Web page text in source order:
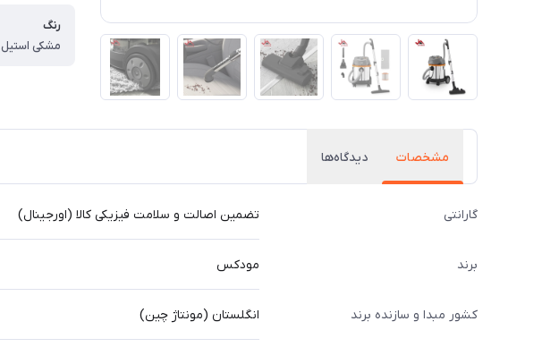
رنگ
مشکی استیل
مشخصات دیدگاه‌ها
گارانتی تضمین اصالت و سلامت فیزیکی کالا (اورجینال)
برند مودکس
کشور مبدا و سازنده برند انگلستان (مونتاژ چین)